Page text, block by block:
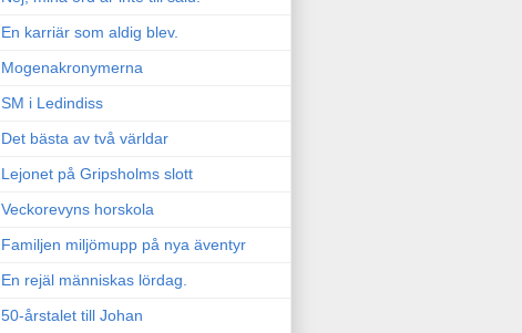
En karriär som aldig blev.
Mogenakronymerna
SM i Ledindiss
Det bästa av två världar
Lejonet på Gripsholms slott
Veckorevyns horskola
Familjen miljömupp på nya äventyr
En rejäl människas lördag.
50-årstalet till Johan